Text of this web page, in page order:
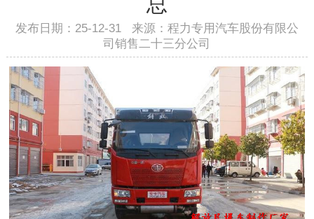
发布日期：25-12-31 来源：程力专用汽车股份有限公
司销售二十三分公司